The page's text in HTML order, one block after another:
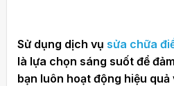
Sử dụng dịch vụ sửa chữa
là lựa chọn sáng suốt để
bạn luôn hoạt động hiệu